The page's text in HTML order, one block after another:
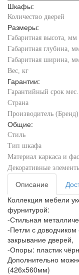
Шкафы:
Количество дверей
Размеры:
Габаритная высота, мм
Габаритная глубина,
Габаритная ширина,
Вес, кг
Гарантии:
Гарантийный срок мес.
Страна
Производитель (Бренд)
Общие:
Стиль
Тип шкафа
Материал каркаса и
Декоративные
Описание
Коллекция мебели
фурнитурой:
-Стильная
-Петли с
закрывание дверей,
-Опоры: пластик
Дополнительно
(426х560мм)